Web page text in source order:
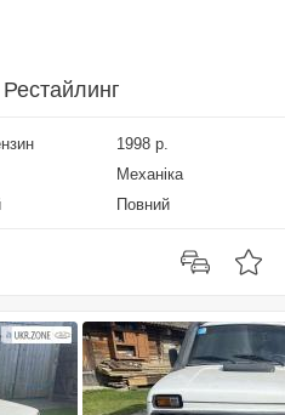
1998 р.
Механіка
Повний